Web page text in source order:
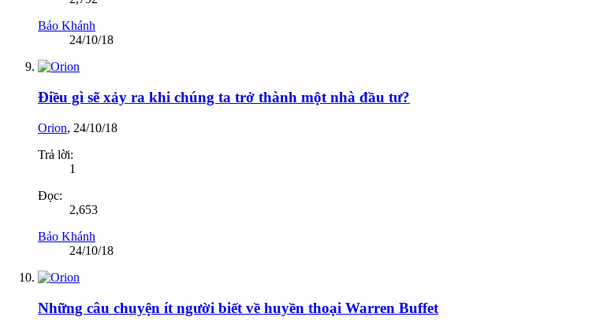
Bảo Khánh
24/10/18
Điều gì sẽ xảy ra khi chúng ta trở thành một nhà đầu tư?
Orion, 24/10/18
Trả lời:
1
Đọc:
2,653
Bảo Khánh
24/10/18
Những câu chuyện ít người biết về huyền thoại Warren Buffet